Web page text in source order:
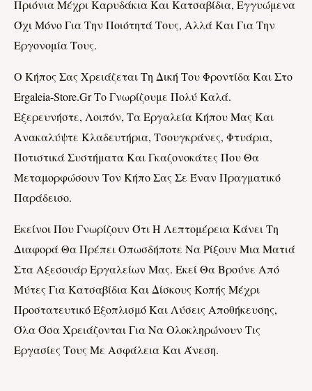
Πριόνια Μέχρι Καρυδάκια Και Κατσαβίδια, Εγγυώμενα
Όχι Μόνο Για Την Ποιότητά Τους, Αλλά Και Για Την
Εργονομία Τους.
Ο Κήπος Σας Χρειάζεται Τη Δική Του Φροντίδα Και Στο
Ergaleia-Store.gr Το Γνωρίζουμε Πολύ Καλά.
Εξερευνήστε, Λοιπόν, Τα Εργαλεία Κήπου Μας Και
Ανακαλύψτε Κλαδευτήρια, Τσουγκράνες, Φτυάρια,
Ποτιστικά Συστήματα Και Γκαζονοκάτες Που Θα
Μεταμορφώσουν Τον Κήπο Σας Σε Έναν Πραγματικό
Παράδεισο.
Εκείνοι Που Γνωρίζουν Ότι Η Λεπτομέρεια Κάνει Τη
Διαφορά Θα Πρέπει Οπωσδήποτε Να Ρίξουν Μια Ματιά
Στα Αξεσουάρ Εργαλείων Μας. Εκεί Θα Βρούνε Από
Μύτες Για Κατσαβίδια Και Δίσκους Κοπής Μέχρι
Προστατευτικό Εξοπλισμό Και Λύσεις Αποθήκευσης,
Όλα Όσα Χρειάζονται Για Να Ολοκληρώνουν Τις
Εργασίες Τους Με Ασφάλεια Και Άνεση.